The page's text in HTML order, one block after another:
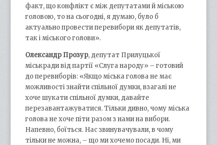
факт, що конфлікт є між депутатами й міською
головою, то на сьогодні, я думаю, було б
актуально провести перевибори як депутатів,
так і міського голови».
Олександр Прозур, депутат Прилуцької
міськради від партії «Слуга народу» – готовий
до перевиборів: «Якщо міська голова не має
можливості знайти спільної думки, взагалі не
хоче шукати спільної думки, давайте
перезавантажуватися. Тільки дивно, чому міська
голова не хоче піти разом з нами на вибори.
Напевно, боїться. Нас звинувачували, в чому
тільки не можна, – що ми хочемо посади. Ні, ми